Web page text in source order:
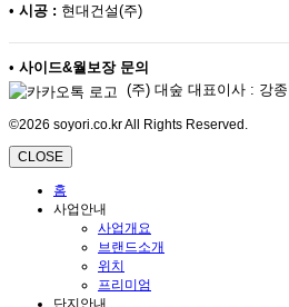
• 시공 : 현대건설(주)
• 사이드&월보장 문의
(주) 대숲 대표이사 : 강
©2026 soyori.co.kr All Rights Reserved.
CLOSE
홈
사업안내
사업개요
브랜드소개
위치
프리미엄
단지안내